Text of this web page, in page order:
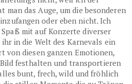
man das Auge, um die besonderen
oder eben nicht. Ich
mit auf Konzerte diverser
in die Welt des Karnevals ein
von diesen ganzen Emotionen,
festhalten und transportieren
bunt, frech, wild und fröhlich